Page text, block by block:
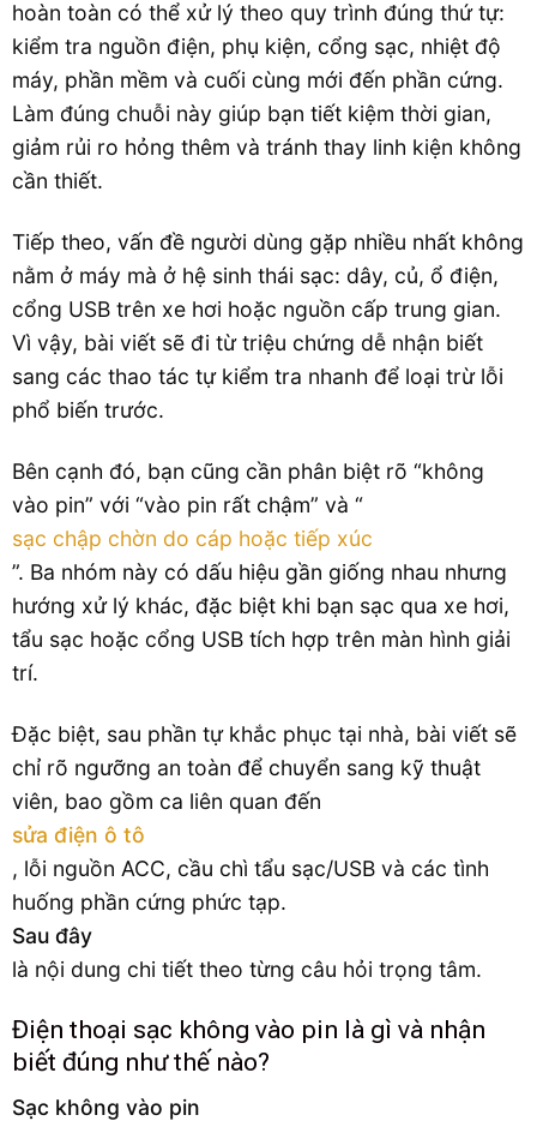
hoàn toàn có thể xử lý theo quy trình đúng thứ tự:
kiểm tra nguồn điện, phụ kiện, cổng sạc, nhiệt độ
máy, phần mềm và cuối cùng mới đến phần cứng.
Làm đúng chuỗi này giúp bạn tiết kiệm thời gian,
giảm rủi ro hỏng thêm và tránh thay linh kiện không
cần thiết.
Tiếp theo, vấn đề người dùng gặp nhiều nhất không
nằm ở máy mà ở hệ sinh thái sạc: dây, củ, ổ điện,
cổng USB trên xe hơi hoặc nguồn cấp trung gian.
Vì vậy, bài viết sẽ đi từ triệu chứng dễ nhận biết
sang các thao tác tự kiểm tra nhanh để loại trừ lỗi
phổ biến trước.
Bên cạnh đó, bạn cũng cần phân biệt rõ “không
vào pin” với “vào pin rất chậm” và “
sạc chập chờn do cáp hoặc tiếp xúc
”. Ba nhóm này có dấu hiệu gần giống nhau nhưng
hướng xử lý khác, đặc biệt khi bạn sạc qua xe hơi,
tẩu sạc hoặc cổng USB tích hợp trên màn hình giải
trí.
Đặc biệt, sau phần tự khắc phục tại nhà, bài viết sẽ
chỉ rõ ngưỡng an toàn để chuyển sang kỹ thuật
viên, bao gồm ca liên quan đến
sửa điện ô tô
, lỗi nguồn ACC, cầu chì tẩu sạc/USB và các tình
huống phần cứng phức tạp.
Sau đây
là nội dung chi tiết theo từng câu hỏi trọng tâm.
Điện thoại sạc không vào pin là gì và nhận
biết đúng như thế nào?
Sạc không vào pin